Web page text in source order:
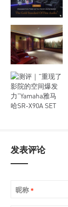
发表评论
昵称 *